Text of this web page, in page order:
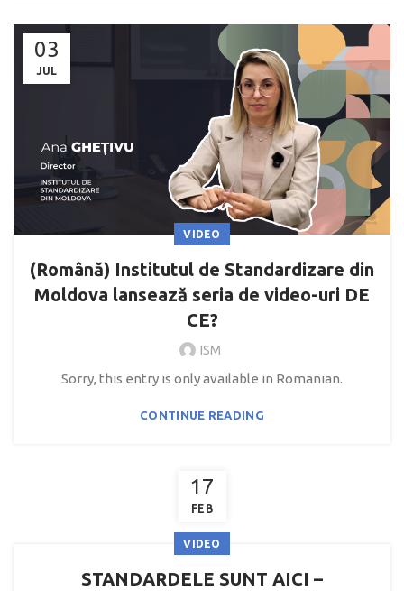
03
JUL
VIDEO
(Română) Institutul de Standardizare din
Moldova lansează seria de video-uri DE
CE?
ISM
Sorry, this entry is only available in Romanian.
CONTINUE READING
17
FEB
VIDEO
STANDARDELE SUNT AICI –